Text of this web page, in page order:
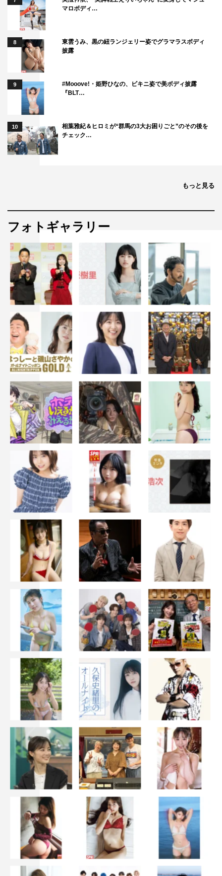
マロボディ…
8
東雲うみ、黒の紐ランジェリー姿でグラマラスボディ
披露
9
#Mooove!・姫野ひなの、ビキニ姿で美ボディ披露
『BLT…
10
相葉雅紀＆ヒロミが“群馬の3大お困りごと”のその後を
チェック…
もっと見る
フォトギャラリー